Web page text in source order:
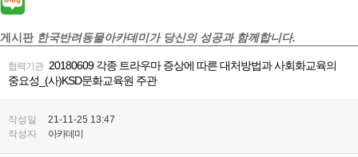
게시판 한국반려동물아카데미가 당신의 성공과 함께합니다.
협력기관 20180609 각종 트라우마 증상에 따른 대처방법과 사회화교육의
중요성_(사)KSD문화교육원 주관
작성일
21-11-25 13:47
작성자
아카데미